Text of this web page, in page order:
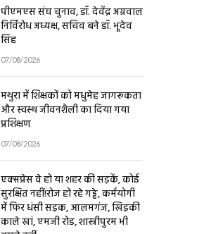
पीएमएस संघ चुनाव, डॉ. देवेंद्र अग्रवाल
निर्विरोध अध्यक्ष, सचिव बने डॉ. भूदेव
सिंह
07/08/2026
मथुरा में शिक्षकों को मधुमेह जागरूकता
और स्वस्थ जीवनशैली का दिया गया
प्रशिक्षण
07/08/2026
एक्सप्रेस वे हो या शहर की सड़कें, कोई
सुरक्षित नहीं!रोज हो रहे गड्ढे, कर्मयोगी
में फिर धंसी सड़क, आलमगंज, खिड़की
काले खां, एमजी रोड, शास्त्रीपुरम भी